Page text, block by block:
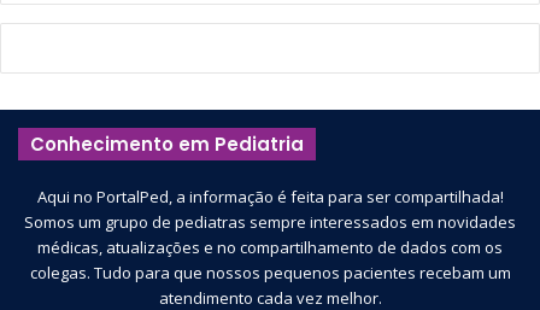
Conhecimento em Pediatria
Aqui no PortalPed, a informação é feita para ser compartilhada!
Somos um grupo de pediatras sempre interessados em novidades
médicas, atualizações e no compartilhamento de dados com os
colegas. Tudo para que nossos pequenos pacientes recebam um
atendimento cada vez melhor.